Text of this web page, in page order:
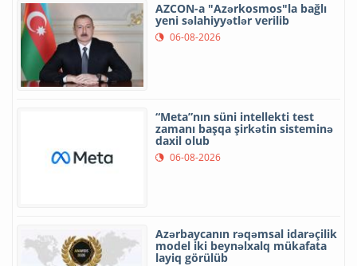
AZCON-a "Azərkosmos"la bağlı
yeni səlahiyyətlər verilib
06-08-2026
“Meta”nın süni intellekti test
zamanı başqa şirkətin sisteminə
daxil olub
06-08-2026
Azərbaycanın rəqəmsal idarəçilik
model iki beynəlxalq mükafata
layiq görülüb